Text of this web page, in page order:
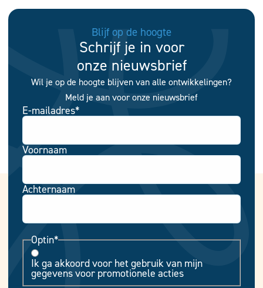
Blijf op de hoogte
Schrijf je in voor
onze nieuwsbrief
Wil je op de hoogte blijven van alle ontwikkelingen?
Meld je aan voor onze nieuwsbrief
E-mailadres*
Voornaam
Achternaam
Optin*
Ik ga akkoord voor het gebruik van mijn
gegevens voor promotionele acties